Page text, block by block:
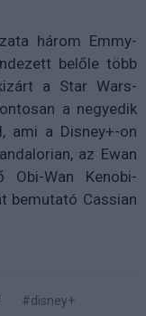
három Emmy-
belőle több
a Star Wars-
a negyedik
ami a Disney+-on
az Ewan
Obi-Wan Kenobi-
bemutató Cassian
#disney+